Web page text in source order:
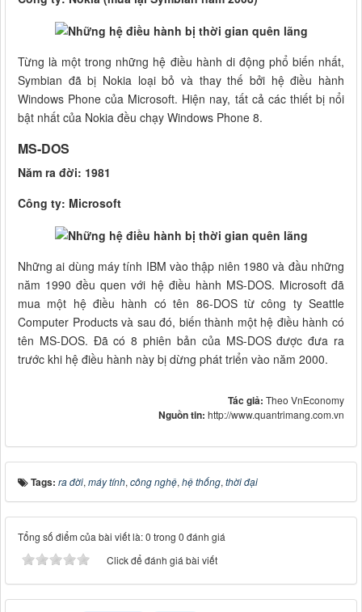
Từng là một trong những hệ điều hành di động phổ biến nhất,
Symbian đã bị Nokia loại bỏ và thay thế bởi hệ điều hành
Windows Phone của Microsoft. Hiện nay, tất cả các thiết bị nổi
bật nhất của Nokia đều chạy Windows Phone 8.
MS-DOS
Năm ra đời: 1981
Công ty: Microsoft
Những ai dùng máy tính IBM vào thập niên 1980 và đầu những
năm 1990 đều quen với hệ điều hành MS-DOS. Microsoft đã
mua một hệ điều hành có tên 86-DOS từ công ty Seattle
Computer Products và sau đó, biến thành một hệ điều hành có
tên MS-DOS. Đã có 8 phiên bản của MS-DOS được đưa ra
trước khi hệ điều hành này bị dừng phát triển vào năm 2000.
Tác giả: Theo VnEconomy
Nguồn tin: http://www.quantrimang.com.vn
Tags: ra đời, máy tính, công nghệ, hệ thống, thời đại
Tổng số điểm của bài viết là: 0 trong 0 đánh giá
Click để đánh giá bài viết